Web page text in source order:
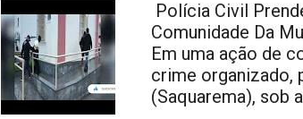
Polícia Civil
Comunidade Da
Em uma ação de
crime organizado,
(Saquarema), sob